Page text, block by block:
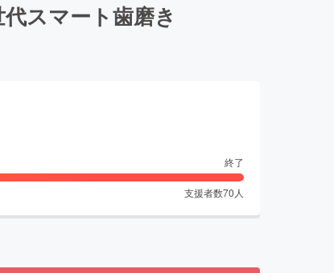
スマート歯磨き
終了
支援者数70 人